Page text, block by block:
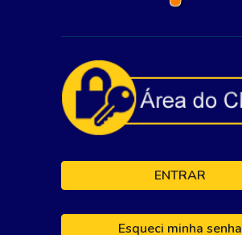
ENTRAR
Esqueci minha senha